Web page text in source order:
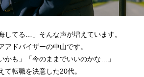
してる…」そんな声が増えています。
アドバイザーの中山です。
かも」「今のままでいいのかな…」
て転職を決意した20代。